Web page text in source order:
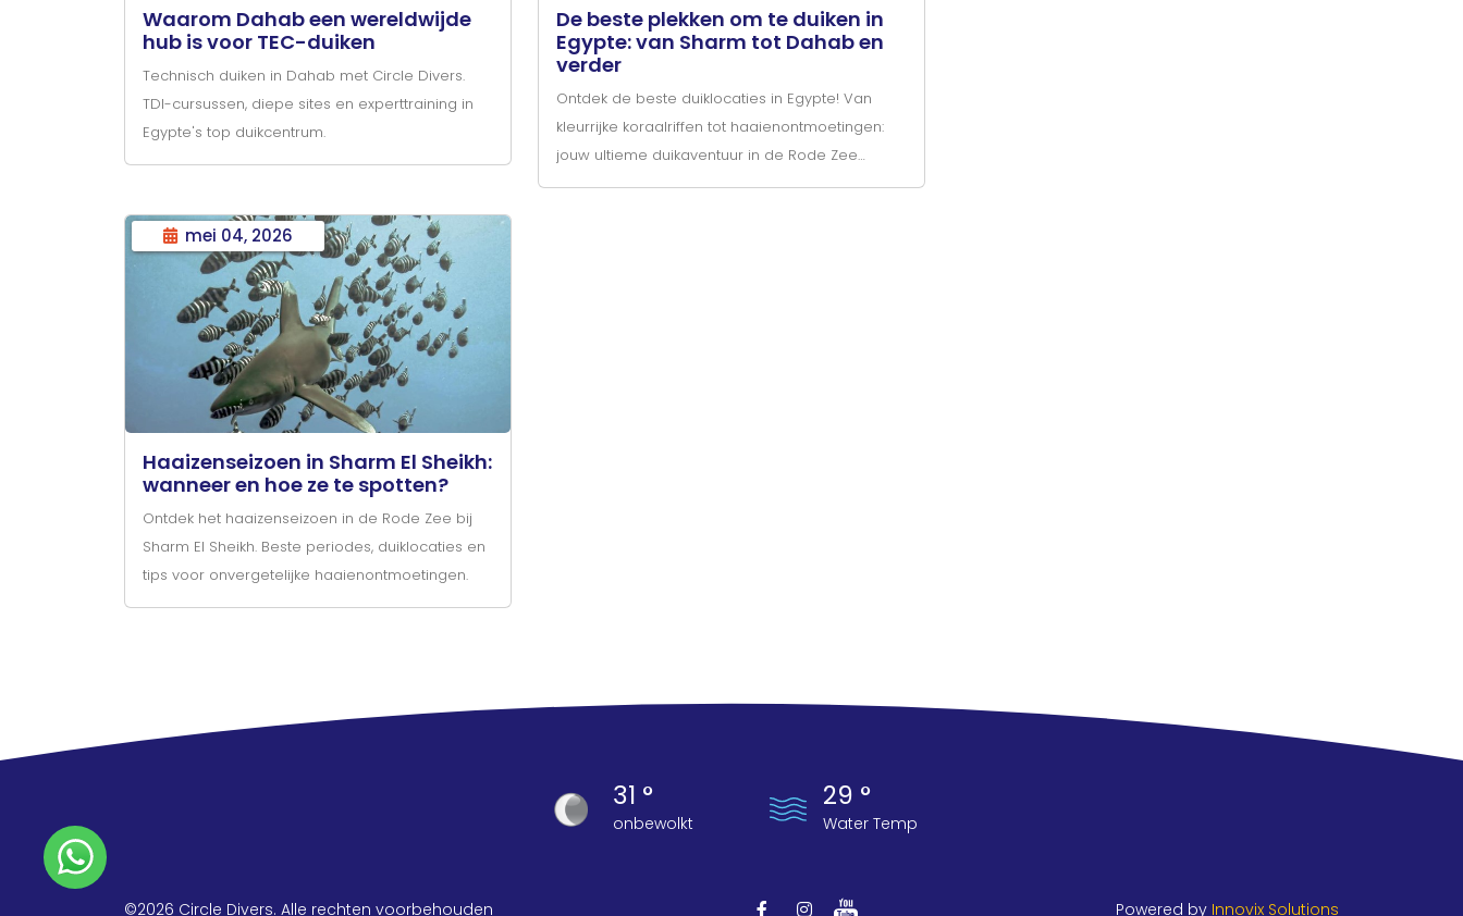
Waarom Dahab een wereldwijde
hub is voor TEC-duiken
Technisch duiken in Dahab met Circle Divers.
TDI-cursussen, diepe sites en experttraining in
Egypte's top duikcentrum.
De beste plekken om te duiken in
Egypte: van Sharm tot Dahab en
verder
Ontdek de beste duiklocaties in Egypte! Van
kleurrijke koraalriffen tot haaienontmoetingen:
jouw ultieme duikaventuur in de Rode Zee
begint hier.
mei 04, 2026
Haaizenseizoen in Sharm El Sheikh:
wanneer en hoe ze te spotten?
Ontdek het haaizenseizoen in de Rode Zee bij
Sharm El Sheikh. Beste periodes, duiklocaties en
tips voor onvergetelijke haaienontmoetingen.
31 °
onbewolkt
29 °
Water Temp
©2026 Circle Divers. Alle rechten voorbehouden Powered by Innovix Solutions